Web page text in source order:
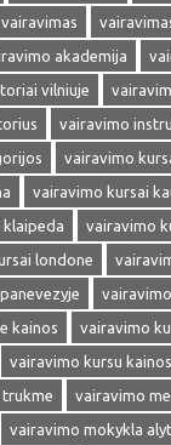
vairavimas
akademija
vilniuje
vairavimo
vairavimo
vairavimo kursai
vairavimo
londone
kainos
vairavimo
vairavimo kursu
vairavimo
vairavimo mokykla